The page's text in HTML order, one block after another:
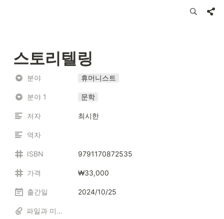
스토리텔링
분야 휴머니스트
분야 1 문학
저자 최시한
역자
ISBN 9791170872535
가격 ₩33,000
출간일 2024/10/25
파일과 미디어